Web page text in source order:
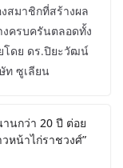
สมาชิกที่สร้างผล
ครบครันตลอดทั้ง
โดย ดร.ปิยะวัฒน์
ท ซูเลียน
านกว่า 20 ปี ต่อย
หน้าไก่ราชวงศ์”